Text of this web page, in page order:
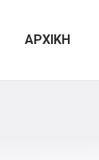
ΑΡΧΙΚΗ